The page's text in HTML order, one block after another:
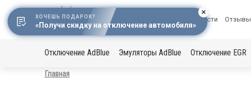
Меню
в
шапке
Новости Отзывы
Основная
Отключение AdBlue Эмуляторы AdBlue Отключение EGR
Строка
Главная
ХОЧЕШЬ ПОДАРОК?
«Получи скидку на отключение автомобиля»